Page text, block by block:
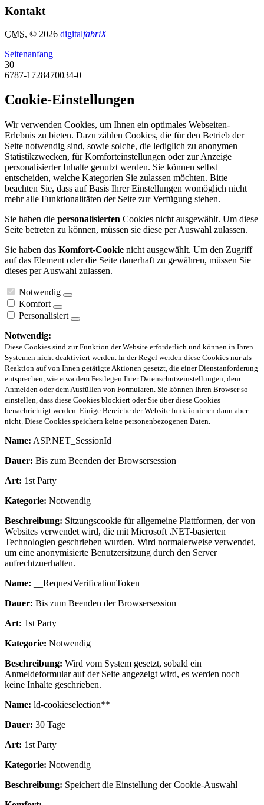
Kontakt
CMS, © 2026 digitalfabriX
Seitenanfang
30
6787-1728470034-0
Cookie-Einstellungen
Wir verwenden Cookies, um Ihnen ein optimales Webseiten-
Erlebnis zu bieten. Dazu zählen Cookies, die für den Betrieb der
Seite notwendig sind, sowie solche, die lediglich zu anonymen
Statistikzwecken, für Komforteinstellungen oder zur Anzeige
personalisierter Inhalte genutzt werden. Sie können selbst
entscheiden, welche Kategorien Sie zulassen möchten. Bitte
beachten Sie, dass auf Basis Ihrer Einstellungen womöglich nicht
mehr alle Funktionalitäten der Seite zur Verfügung stehen.
Sie haben die personalisierten Cookies nicht ausgewählt. Um diese
Seite betreten zu können, müssen sie diese per Auswahl zulassen.
Sie haben das Komfort-Cookie nicht ausgewählt. Um den Zugriff
auf das Element oder die Seite dauerhaft zu gewähren, müssen Sie
dieses per Auswahl zulassen.
Notwendig
Komfort
Personalisiert
Notwendig:
Diese Cookies sind zur Funktion der Website erforderlich und können in Ihren
Systemen nicht deaktiviert werden. In der Regel werden diese Cookies nur als
Reaktion auf von Ihnen getätigte Aktionen gesetzt, die einer Dienstanforderung
entsprechen, wie etwa dem Festlegen Ihrer Datenschutzeinstellungen, dem
Anmelden oder dem Ausfüllen von Formularen. Sie können Ihren Browser so
einstellen, dass diese Cookies blockiert oder Sie über diese Cookies
benachrichtigt werden. Einige Bereiche der Website funktionieren dann aber
nicht. Diese Cookies speichern keine personenbezogenen Daten.
Name: ASP.NET_SessionId
Dauer: Bis zum Beenden der Browsersession
Art: 1st Party
Kategorie: Notwendig
Beschreibung: Sitzungscookie für allgemeine Plattformen, der von
Websites verwendet wird, die mit Microsoft .NET-basierten
Technologien geschrieben wurden. Wird normalerweise verwendet,
um eine anonymisierte Benutzersitzung durch den Server
aufrechtzuerhalten.
Name: __RequestVerificationToken
Dauer: Bis zum Beenden der Browsersession
Art: 1st Party
Kategorie: Notwendig
Beschreibung: Wird vom System gesetzt, sobald ein
Anmeldeformular auf der Seite angezeigt wird, es werden noch
keine Inhalte geschrieben.
Name: ld-cookieselection**
Dauer: 30 Tage
Art: 1st Party
Kategorie: Notwendig
Beschreibung: Speichert die Einstellung der Cookie-Auswahl